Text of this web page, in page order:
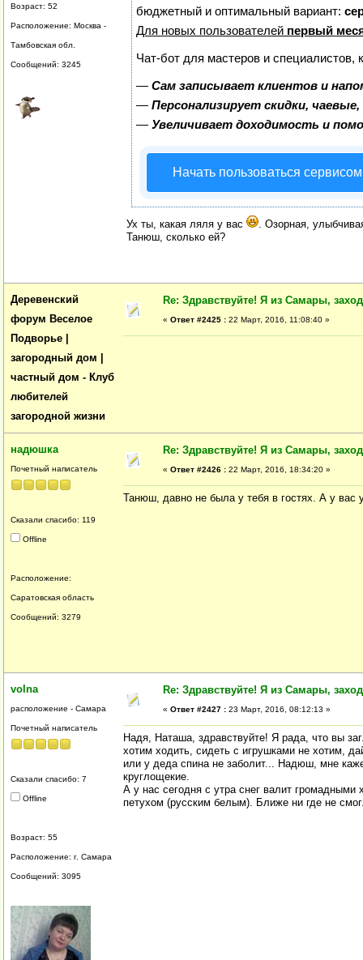
Возраст: 52
Расположение: Москва -
Тамбовская обл.
Сообщений: 3245
бюджетный и оптимальный вариант:
Для новых пользователей первый
Чат-бот для мастеров и специалистов,
— Сам записывает клиентов и
— Персонализирует скидки,
— Увеличивает доходимость и
Начать пользоваться сервисом
Ух ты, какая ляля у вас
. Озорная,
Танюш, сколько ей?
Деревенский
форум Веселое
Подворье |
загородный дом |
частный дом - Клуб
любителей
загородной жизни
Re: Здравствуйте! Я из Самары,
« Ответ #2425 : 22 Март, 2016, 11:08:40 »
надюшка
Почетный написатель
Сказали спасибо: 119
Offline
Расположение:
Саратовская область
Сообщений: 3279
Re: Здравствуйте! Я из Самары,
« Ответ #2426 : 22 Март, 2016, 18:34:20 »
Танюш, давно не была у тебя в гостях. А у вас
volna
расположение - Самара
Почетный написатель
Сказали спасибо: 7
Offline
Возраст: 55
Расположение: г. Самара
Сообщений: 3095
Re: Здравствуйте! Я из Самары,
« Ответ #2427 : 23 Март, 2016, 08:12:13 »
Надя, Наташа, здравствуйте! Я рада, что вы
хотим ходить, сидеть с игрушками не хотим,
или у деда спина не заболит... Надюш, мне
круглощекие.
А у нас сегодня с утра снег валит
петухом (русским белым). Ближе ни где не